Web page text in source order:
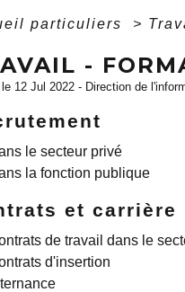
particuliers >
-
12 Jul 2022 - Direction de
le secteur privé
la fonction publique
et carrière
de travail dans le
d'insertion